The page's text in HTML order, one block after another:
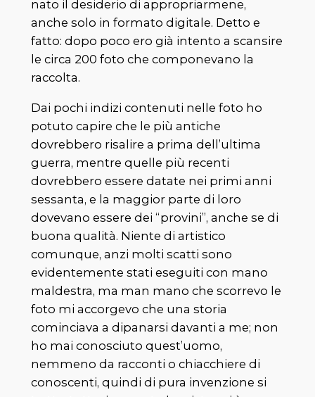
nato il desiderio di appropriarmene,
anche solo in formato digitale. Detto e
fatto: dopo poco ero già intento a scansire
le circa 200 foto che componevano la
raccolta.
Dai pochi indizi contenuti nelle foto ho
potuto capire che le più antiche
dovrebbero risalire a prima dell’ultima
guerra, mentre quelle più recenti
dovrebbero essere datate nei primi anni
sessanta, e la maggior parte di loro
dovevano essere dei “provini”, anche se di
buona qualità. Niente di artistico
comunque, anzi molti scatti sono
evidentemente stati eseguiti con mano
maldestra, ma man mano che scorrevo le
foto mi accorgevo che una storia
cominciava a dipanarsi davanti a me; non
ho mai conosciuto quest’uomo,
nemmeno da racconti o chiacchiere di
conoscenti, quindi di pura invenzione si